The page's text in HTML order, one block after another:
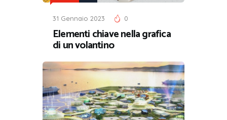
31 Gennaio 2023 0
Elementi chiave nella grafica
di un volantino